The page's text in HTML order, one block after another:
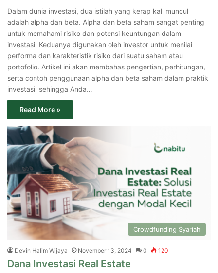
Dalam dunia investasi, dua istilah yang kerap kali muncul
adalah alpha dan beta. Alpha dan beta saham sangat penting
untuk memahami risiko dan potensi keuntungan dalam
investasi. Keduanya digunakan oleh investor untuk menilai
performa dan karakteristik risiko dari suatu saham atau
portofolio. Artikel ini akan membahas pengertian, perhitungan,
serta contoh penggunaan alpha dan beta saham dalam praktik
investasi, sehingga Anda…
Read More »
Crowdfunding Syariah
Devin Halim Wijaya November 13, 2024 0 120
Dana Investasi Real Estate